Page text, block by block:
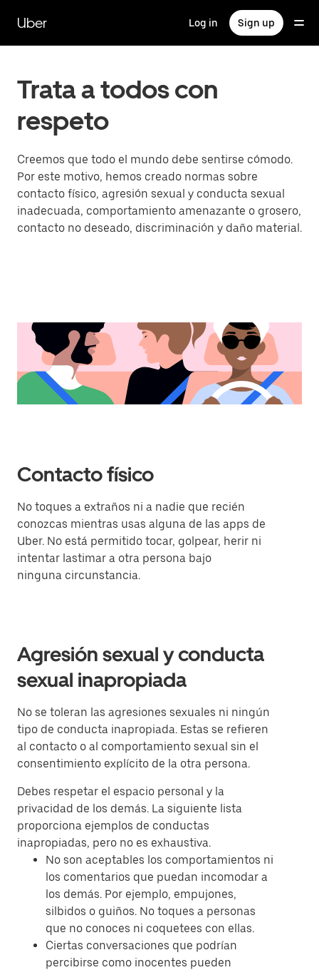
main
content
Uber Log in Sign up
Trata a todos con
respeto
Creemos que todo el mundo debe sentirse cómodo.
Por este motivo, hemos creado normas sobre
contacto físico, agresión sexual y conducta sexual
inadecuada, comportamiento amenazante o grosero,
contacto no deseado, discriminación y daño material.
Contacto físico
No toques a extraños ni a nadie que recién
conozcas mientras usas alguna de las apps de
Uber. No está permitido tocar, golpear, herir ni
intentar lastimar a otra persona bajo
ninguna circunstancia.
Agresión sexual y conducta
sexual inapropiada
No se toleran las agresiones sexuales ni ningún
tipo de conducta inapropiada. Estas se refieren
al contacto o al comportamiento sexual sin el
consentimiento explícito de la otra persona.
Debes respetar el espacio personal y la
privacidad de los demás. La siguiente lista
proporciona ejemplos de conductas
inapropiadas, pero no es exhaustiva.
No son aceptables los comportamientos ni
los comentarios que puedan incomodar a
los demás. Por ejemplo, empujones,
silbidos o guiños. No toques a personas
que no conoces ni coquetees con ellas.
Ciertas conversaciones que podrían
percibirse como inocentes pueden